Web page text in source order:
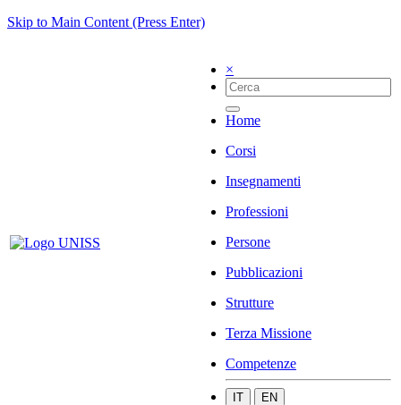
Skip to Main Content (Press Enter)
×
Home
Corsi
Insegnamenti
Professioni
Persone
Pubblicazioni
Strutture
Terza Missione
Competenze
IT EN